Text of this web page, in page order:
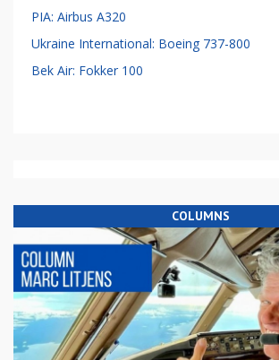
PIA: Airbus A320
Ukraine International: Boeing 737-800
Bek Air: Fokker 100
COLUMNS